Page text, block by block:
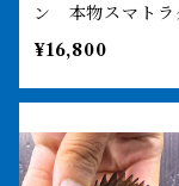
ン 本物スマトラ
ー 11㎝前後 お
べます
¥16,800